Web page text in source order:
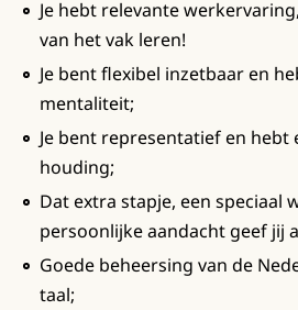
Je hebt relevante
van het vak leren!
Je bent flexibel inzetbaar en
mentaliteit;
Je bent representatief en hebt
houding;
Dat extra stapje, een speciaal
persoonlijke aandacht geef jij
Goede beheersing van de
taal;